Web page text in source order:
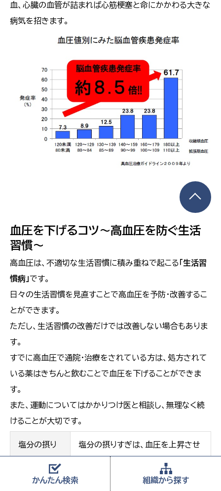
かんたん検索 組織から探す
血、心臓の血管が詰まれば心筋梗塞と命にかかわる大きな
病気を招きます。
血圧を下げるコツ～高血圧を防ぐ生活
習慣～
高血圧は、不適切な生活習慣に積み重ねで起こる「生活習
慣病」です。
日々の生活習慣を見直すことで高血圧を予防・改善するこ
とができます。
ただし、生活習慣の改善だけでは改善しない場合もありま
す。
すでに高血圧で通院・治療をされている方は、処方されて
いる薬はきちんと飲むことで血圧を下げることができま
す。
また、運動についてはかかりつけ医と相談し、無理なく続
けることが大切です。
塩分の摂り
しよう
塩分の摂りすぎは、血圧を上昇させ
ます。野菜などに含まれるカリウム
はナトリウム（塩分）を体外に出し、